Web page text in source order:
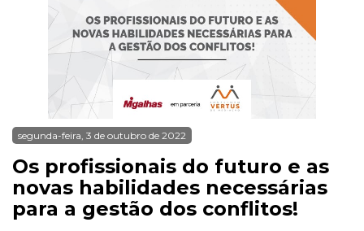
segunda-feira, 3 de outubro de 2022
Os profissionais do futuro e as
novas habilidades necessárias
para a gestão dos conflitos!